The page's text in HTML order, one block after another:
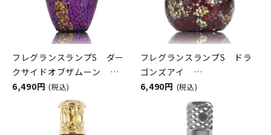
フレグランスランプS ダー
クサイドオブザムーン
ASHLEIGH&BURWOOD（ア
シュレイアンドバーウッド）
6,490円 (税込)
フレグランスランプS ドラ
ゴンズアイ
ASHLEIGH&BURWOOD（ア
シュレイアンドバーウッド）
6,490円 (税込)